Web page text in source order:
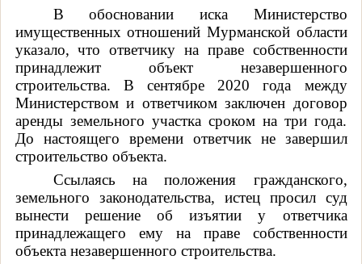
В обосновании иска Министерство
имущественных отношений Мурманской области
указало, что ответчику на праве собственности
принадлежит объект незавершенного
строительства. В сентябре 2020 года между
Министерством и ответчиком заключен договор
аренды земельного участка сроком на три года.
До настоящего времени ответчик не завершил
строительство объекта.
Ссылаясь на положения гражданского,
земельного законодательства, истец просил суд
вынести решение об изъятии у ответчика
принадлежащего ему на праве собственности
объекта незавершенного строительства.